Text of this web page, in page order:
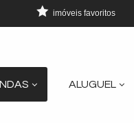
imóveis favoritos
ALUGUEL